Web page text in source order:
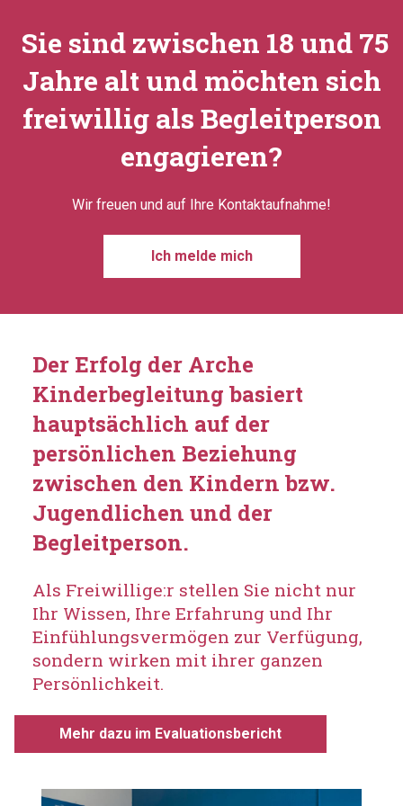
Sie sind zwischen 18 und 75
Jahre alt und möchten sich
freiwillig als Begleitperson
engagieren?
Wir freuen und auf Ihre Kontaktaufnahme!
Ich melde mich
Der Erfolg der Arche
Kinderbegleitung basiert
hauptsächlich auf der
persönlichen Beziehung
zwischen den Kindern bzw.
Jugendlichen und der
Begleitperson.
Als Freiwillige:r stellen Sie nicht nur
Ihr Wissen, Ihre Erfahrung und Ihr
Einfühlungsvermögen zur Verfügung,
sondern wirken mit ihrer ganzen
Persönlichkeit.
Mehr dazu im Evaluationsbericht